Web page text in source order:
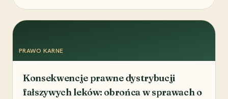
PRAWO KARNE
Konsekwencje prawne dystrybucji
fałszywych leków: obrońca w sprawach o